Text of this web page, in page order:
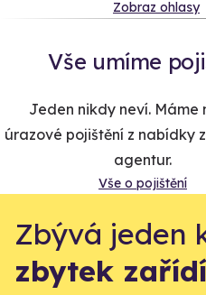
Zobraz ohlasy
Vše umíme
Jeden nikdy neví. Máme
úrazové pojištění z nabídky
agentur.
Vše o pojištění
Zbývá jeden
zbytek